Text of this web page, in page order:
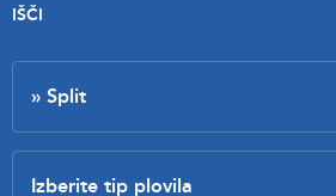
IŠČI